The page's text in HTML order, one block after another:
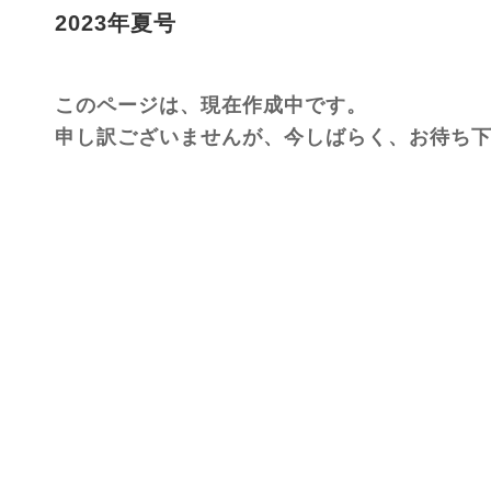
2023年夏号
このページは、現在作成中です。
申し訳ございませんが、今しばらく、お待ち